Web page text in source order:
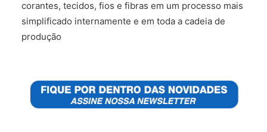
corantes, tecidos, fios e fibras em um processo mais
simplificado internamente e em toda a cadeia de
produção